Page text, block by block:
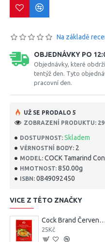
OBJEDNÁVKY PO
Objednávky, které
tentýž den. Tyto
pracovní den.
DOSTUPNOST: Skladem
VĚRNOSTNÍ BODY: 2
MODEL: COCK Tamarind
HMOTNOST: 850.00g
ISBN: 0849092450
UŽ SE PRODALO 5
ZOBRAZENÍ PRODUKTU:
Na základě
VICE Z TÉTO ZNAČKY
Cock Brand Červená kari pasta 50 g
25Kč